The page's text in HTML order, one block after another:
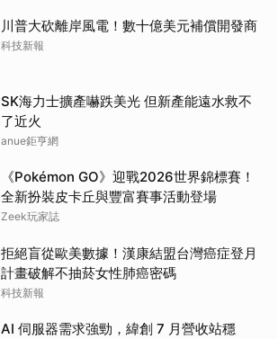
川普大砍離岸風電！數十億美元補償開發商
科技新報
SK海力士擴產嚇跌美光 但新產能遠水救不
了近火
anue鉅亨網
《Pokémon GO》迎戰2026世界錦標賽！
全新扮裝皮卡丘與豐富賽事活動登場
Zeek玩家誌
拒絕盲從歐美數據！漢康結盟台灣癌症登月
計畫破解不抽菸女性肺癌密碼
科技新報
AI 伺服器需求強勁，緯創 7 月營收站穩